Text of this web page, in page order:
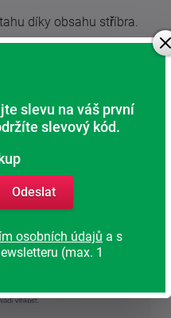
díky obsahu stříbra.
slevu na váš první
slevový kód.
Odeslat
osobních údajů a s
(max. 1